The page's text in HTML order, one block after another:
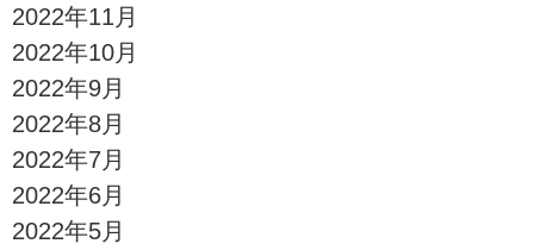
2022年11月
2022年10月
2022年9月
2022年8月
2022年7月
2022年6月
2022年5月